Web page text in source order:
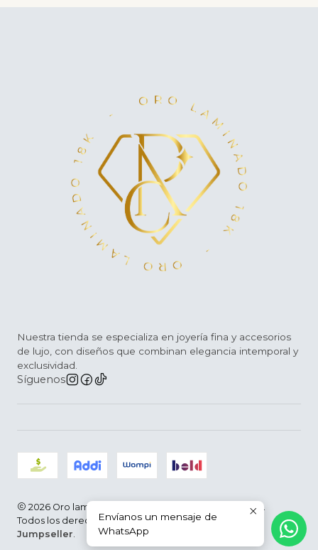
Nuestra tienda se especializa en joyería fina y accesorios
de lujo, con diseños que combinan elegancia intemporal y
exclusividad.
Síguenos
2026 Oro laminado D´Arce |Joyería Fina | Colombia.
Todos los derechos reservados. Desarrollado por
Jumpseller.
Envíanos un mensaje de
WhatsApp